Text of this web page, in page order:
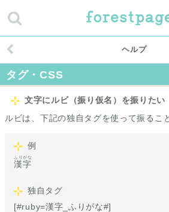
ヘルプ
タグ・CSS
文字にルビ（振り仮名）を振りたい
ルビは、下記の独自タグを使って振るこ
例
漢字
ふりがな
独自タグ
[#ruby=漢字_ふりがな#]